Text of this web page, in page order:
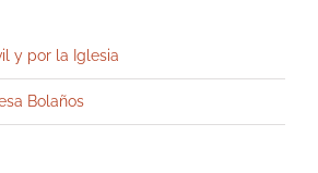
y por la Iglesia
Bolaños